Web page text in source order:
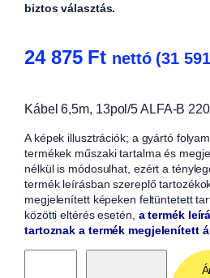
biztos választás.
24 875 Ft nettó (31 591
Kábel 6,5m, 13pol/5 ALFA-B
A képek illusztrációk; a gyártó
termékek műszaki tartalma és
nélkül is módosulhat, ezért a
termék leírásban szereplő
megjelenített képeken feltüntetett
közötti eltérés esetén, a termék
tartoznak a termék megjelenített